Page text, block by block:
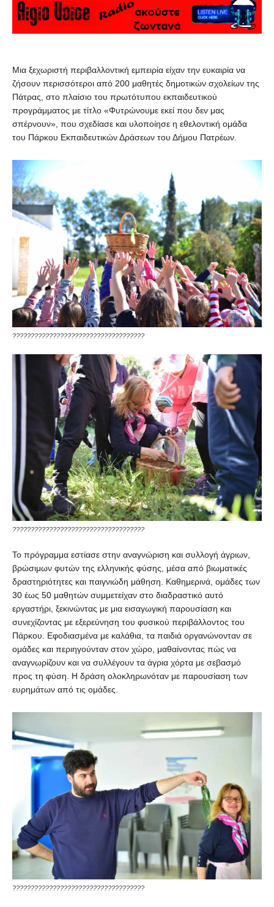
Μια ξεχωριστή περιβαλλοντική εμπειρία είχαν την ευκαιρία να
ζήσουν περισσότεροι από 200 μαθητές δημοτικών σχολείων της
Πάτρας, στο πλαίσιο του πρωτότυπου εκπαιδευτικού
προγράμματος με τίτλο «Φυτρώνουμε εκεί που δεν μας
σπέρνουν», που σχεδίασε και υλοποίησε η εθελοντική ομάδα
του Πάρκου Εκπαιδευτικών Δράσεων του Δήμου Πατρέων.
????????????????????????????????????
????????????????????????????????????
Το πρόγραμμα εστίασε στην αναγνώριση και συλλογή άγριων,
βρώσιμων φυτών της ελληνικής φύσης, μέσα από βιωματικές
δραστηριότητες και παιγνιώδη μάθηση. Καθημερινά, ομάδες των
30 έως 50 μαθητών συμμετείχαν στο διαδραστικό αυτό
εργαστήρι, ξεκινώντας με μια εισαγωγική παρουσίαση και
συνεχίζοντας με εξερεύνηση του φυσικού περιβάλλοντος του
Πάρκου. Εφοδιασμένα με καλάθια, τα παιδιά οργανώνονταν σε
ομάδες και περιηγούνταν στον χώρο, μαθαίνοντας πώς να
αναγνωρίζουν και να συλλέγουν τα άγρια χόρτα με σεβασμό
προς τη φύση. Η δράση ολοκληρωνόταν με παρουσίαση των
ευρημάτων από τις ομάδες.
????????????????????????????????????